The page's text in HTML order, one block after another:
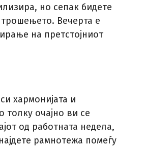
но сепак бидете
Вечерта е
на претстојниот
хармонијата и
толку очајно ви се
од работната недела,
рамнотежа помеѓу